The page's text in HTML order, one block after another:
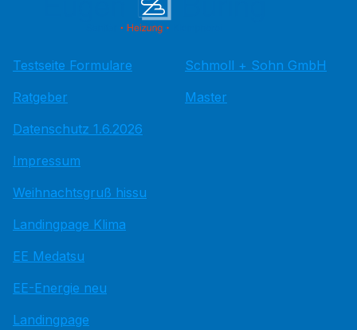
Testseite Formulare
Ratgeber
Datenschutz 1.6.2026
Impressum
Weihnachtsgruß hissu
Landingpage Klima
EE Medatsu
EE-Energie neu
Landingpage
Schmoll + Sohn GmbH
Master